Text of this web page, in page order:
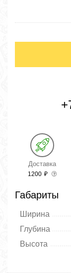
Доставка
1200 ₽
Габариты
Ширина
Глубина
Высота